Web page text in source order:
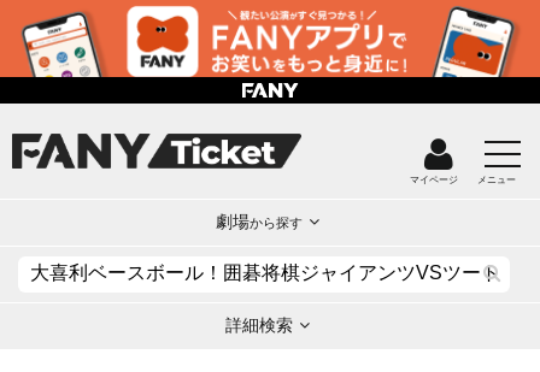
マイページ メニュー
劇場から探す
詳細検索